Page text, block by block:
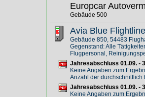
Europcar
Gebäude 500
Avia Blue
Gebäude 850, 54483
Gegenstand: Alle
Flugpersonal,
Jahresabschluss 01.09. -
Keine Angaben zum
Anzahl der durchschnittlich
Jahresabschluss 01.09. -
Keine Angaben zum